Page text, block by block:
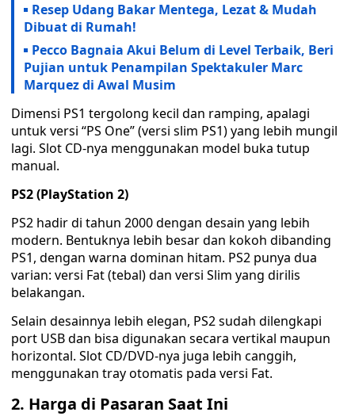
Resep Udang Bakar Mentega, Lezat & Mudah
Dibuat di Rumah!
Pecco Bagnaia Akui Belum di Level Terbaik, Beri
Pujian untuk Penampilan Spektakuler Marc
Marquez di Awal Musim
Dimensi PS1 tergolong kecil dan ramping, apalagi
untuk versi “PS One” (versi slim PS1) yang lebih mungil
lagi. Slot CD-nya menggunakan model buka tutup
manual.
PS2 (PlayStation 2)
PS2 hadir di tahun 2000 dengan desain yang lebih
modern. Bentuknya lebih besar dan kokoh dibanding
PS1, dengan warna dominan hitam. PS2 punya dua
varian: versi Fat (tebal) dan versi Slim yang dirilis
belakangan.
Selain desainnya lebih elegan, PS2 sudah dilengkapi
port USB dan bisa digunakan secara vertikal maupun
horizontal. Slot CD/DVD-nya juga lebih canggih,
menggunakan tray otomatis pada versi Fat.
2. Harga di Pasaran Saat Ini